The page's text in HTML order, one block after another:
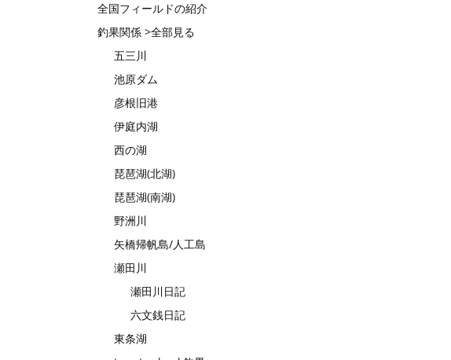
全国フィールドの紹介
釣果関係 >全部見る
五三川
池原ダム
彦根旧港
伊庭内湖
西の湖
琵琶湖(北湖)
琵琶湖(南湖)
野洲川
矢橋帰帆島/人工島
瀬田川
瀬田川日記
六文銭日記
東条湖